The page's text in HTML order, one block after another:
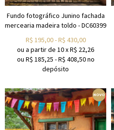
Fundo fotográfico Junino fachada
mercearia madeira toldo - DC60399
R$ 195,00-R$ 430,00
ou a partir de 10xR$ 22,26
ou R$ 185,25 -R$ 408,50no
depósito